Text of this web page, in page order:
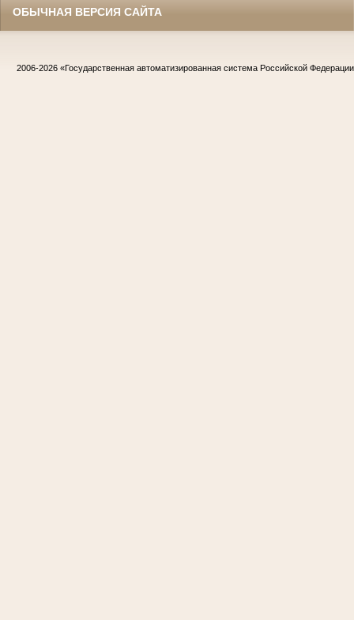
ОБЫЧНАЯ ВЕРСИЯ САЙТА
2006-2026 «Государственная автоматизированная система Российской